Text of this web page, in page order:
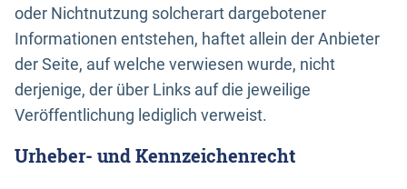
oder Nichtnutzung solcherart dargebotener
Informationen entstehen, haftet allein der Anbieter
der Seite, auf welche verwiesen wurde, nicht
derjenige, der über Links auf die jeweilige
Veröffentlichung lediglich verweist.
Urheber- und Kennzeichenrecht